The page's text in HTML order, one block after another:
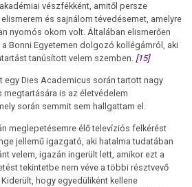
vészfékként, amitől persze
és sajnálom tévedésemet, amelyre
nyomós okom volt. Általában elismerően
Bonni Egyetemen dolgozó kollégámról, aki
tanúsított velem szemben. [15]
egy Dies Academicus során tartott nagy
megtartására is az életvédelem
során semmit sem hallgattam el.
meglepetésemre élő televíziós felkérést
jellemű igazgató, aki hatalma tudatában
velem, igazán ingerült lett, amikor ezt a
tekintetbe nem véve a többi résztvevő
hogy egyedüliként kellene